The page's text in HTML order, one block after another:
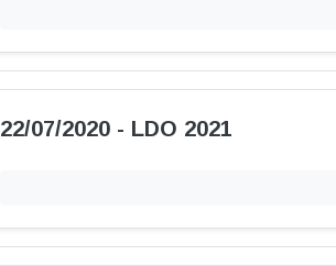
22/07/2020 - LDO 2021